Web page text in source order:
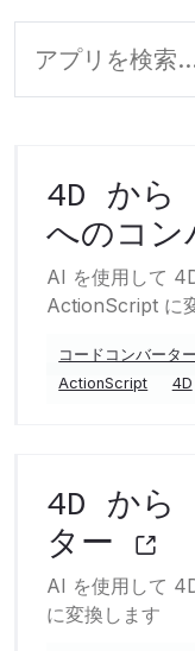
4D か
へのコン
AI を使用して
ActionScript に
コードコンバーター
ActionScript
4D
4D から
ター
AI を使用して
に変換します